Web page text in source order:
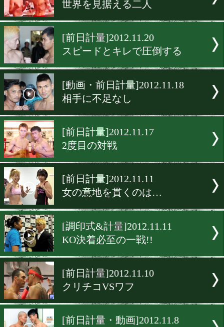
[前日計量]2012.11.24
荒川、調整もばっちり
世界を見据える二人
[前日計量]2012.11.20
スピードとキレで圧倒する
[動画・前日計量]2012.11.18
相手に不足なし
[前日計量]2012.11.17
[前日計量]2012.11.11
女の意地を貫くのは…